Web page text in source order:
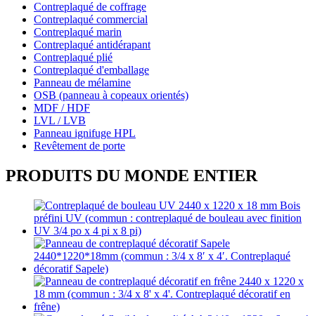
Contreplaqué de coffrage
Contreplaqué commercial
Contreplaqué marin
Contreplaqué antidérapant
Contreplaqué plié
Contreplaqué d'emballage
Panneau de mélamine
OSB (panneau à copeaux orientés)
MDF / HDF
LVL / LVB
Panneau ignifuge HPL
Revêtement de porte
PRODUITS DU MONDE ENTIER